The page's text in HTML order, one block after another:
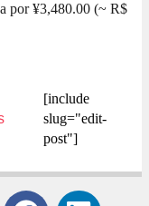
por ¥3,480.00 (~ R$
[include
slug="edit-
post"]